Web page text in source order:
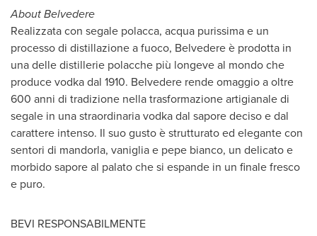
About Belvedere
Realizzata con segale polacca, acqua purissima e un
processo di distillazione a fuoco, Belvedere è prodotta in
una delle distillerie polacche più longeve al mondo che
produce vodka dal 1910. Belvedere rende omaggio a oltre
600 anni di tradizione nella trasformazione artigianale di
segale in una straordinaria vodka dal sapore deciso e dal
carattere intenso. Il suo gusto è strutturato ed elegante con
sentori di mandorla, vaniglia e pepe bianco, un delicato e
morbido sapore al palato che si espande in un finale fresco
e puro.
BEVI RESPONSABILMENTE